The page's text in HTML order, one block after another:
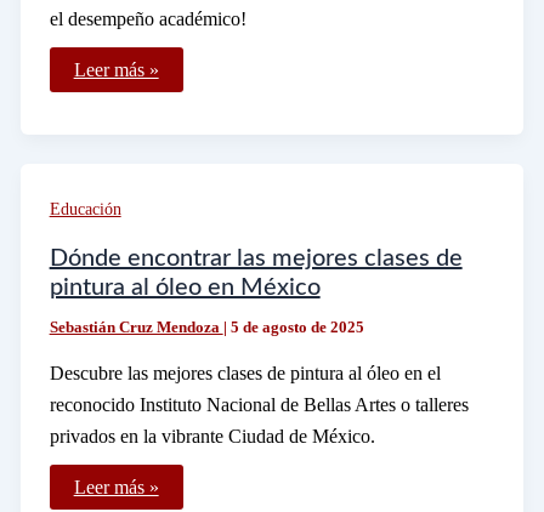
el desempeño académico!
Cómo
calcular
cuatro
asignaturas
los
alumnos
Leer más »
Educación
Dónde encontrar las mejores clases de
pintura al óleo en México
Sebastián Cruz Mendoza | 5 de agosto de 2025
Descubre las mejores clases de pintura al óleo en el
reconocido Instituto Nacional de Bellas Artes o talleres
privados en la vibrante Ciudad de México.
Dónde
encontrar
Leer más »